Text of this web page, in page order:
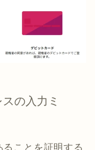
の入力ミ
ことを証明する